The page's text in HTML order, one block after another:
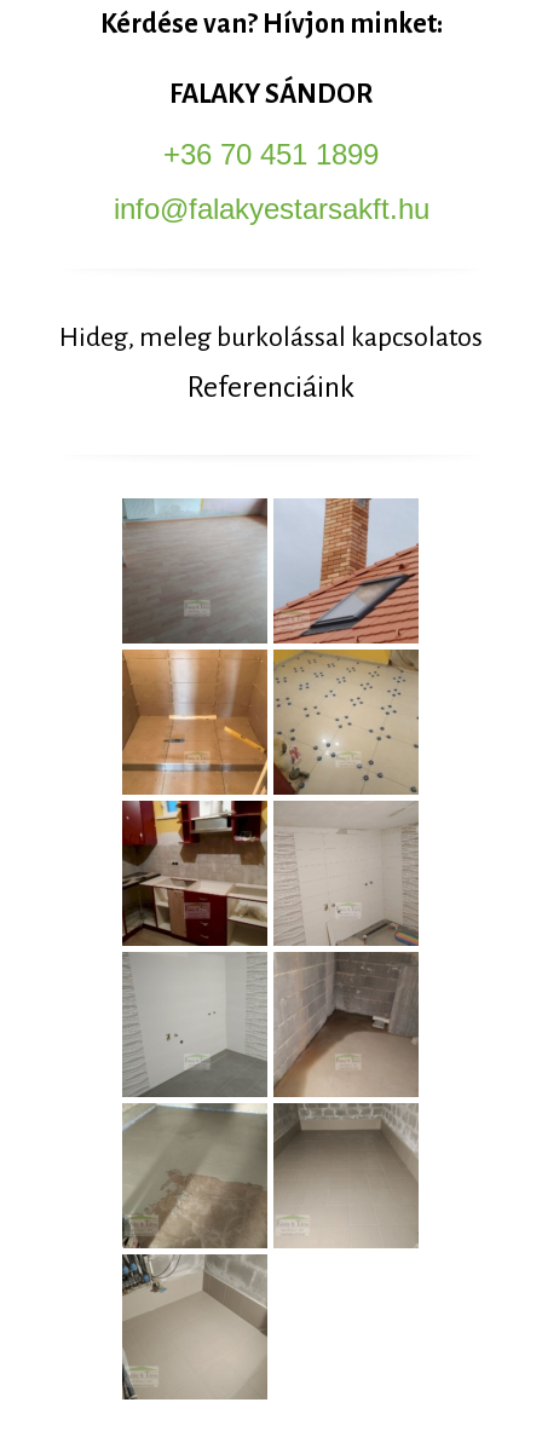
Kérdése van? Hívjon minket:
FALAKY SÁNDOR
+36 70 451 1899
info@falakyestarsakft.hu
Hideg, meleg burkolással kapcsolatos
Referenciáink